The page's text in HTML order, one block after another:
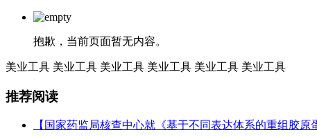
抱歉，当前页面暂无内容。
美业工具 美业工具 美业工具 美业工具 美业工具 美业工具
推荐阅读
【国家药监局核查中心就《基于不同表达体系的重组胶